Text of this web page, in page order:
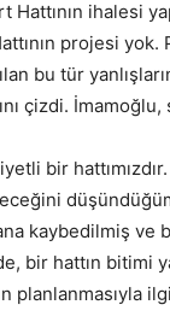
ihalesi
projesi yok.
bu tür
çizdi.
bir
kaybedilmiş ve
hattın bitimi